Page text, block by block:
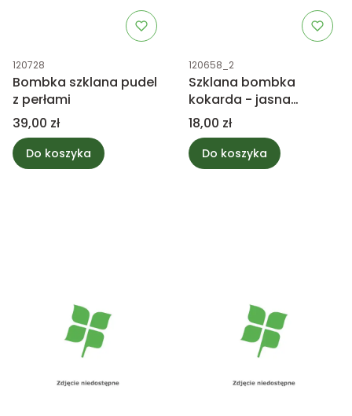
Kod produktu
120728
Bombka szklana pudel
z perłami
Cena
39,00 zł
Do koszyka
Kod produktu
120658_2
Szklana bombka
kokarda - jasna
różowa
Cena
18,00 zł
Do koszyka